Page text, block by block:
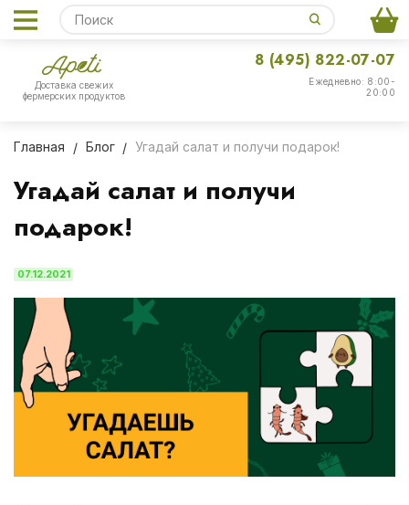
Доставка свежих
фермерских продуктов
Ежедневно: 8:00-
20:00
8 (495) 822-07-07
Главная Блог Угадай салат и получи подарок!
Угадай салат и получи
подарок!
07.12.2021